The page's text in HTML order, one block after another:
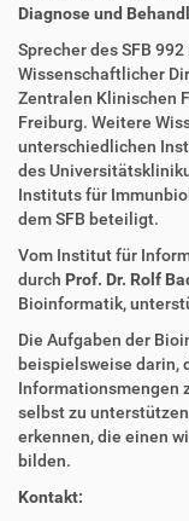
g
i
f
f
k
i
o
n
e
n
Diagnose und
Sprecher des SFB
Wissenschaftlicher
Zentralen Klinischen
Freiburg. Weitere
unterschiedlichen
des
Instituts für
dem SFB beteiligt.
Vom Institut für
durch Prof. Dr. Rolf
Bioinformatik,
Die Aufgaben der
beispielsweise darin,
Informationsmengen
selbst zu
erkennen, die einen
bilden.
Kontakt: